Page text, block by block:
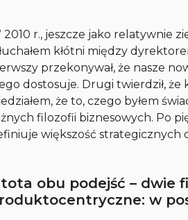
2010 r., jeszcze jako relatywnie
kłótni między
przekonywał, że nasze
dostosuje. Drugi twierdził,
że to, czego byłem
filozofii biznesowych. Po
większość strategicznych
obu podejść – dwie
w